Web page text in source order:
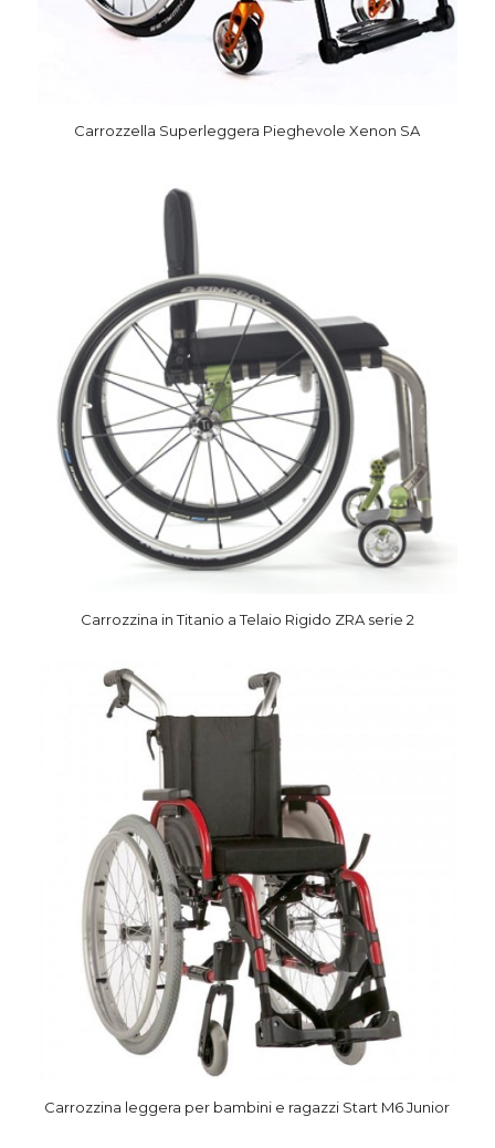
Carrozzella Superleggera Pieghevole Xenon SA
Carrozzina in Titanio a Telaio Rigido ZRA serie 2
Carrozzina leggera per bambini e ragazzi Start M6 Junior